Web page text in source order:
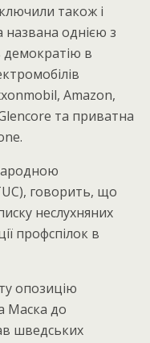
також і
названа однією з
демократію в
Amazon,
та приватна
говорить, що
неслухняних
профспілок в
опозицію
Маска до
шведських